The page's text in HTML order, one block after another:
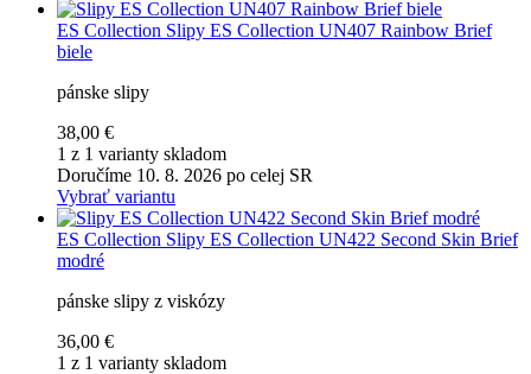
ES Collection Slipy ES Collection UN407 Rainbow Brief
biele
pánske slipy
38,00 €
1 z 1 varianty skladom
Doručíme 10. 8. 2026 po celej SR
Vybrať variantu
ES Collection Slipy ES Collection UN422 Second Skin Brief
modré
pánske slipy z viskózy
36,00 €
1 z 1 varianty skladom